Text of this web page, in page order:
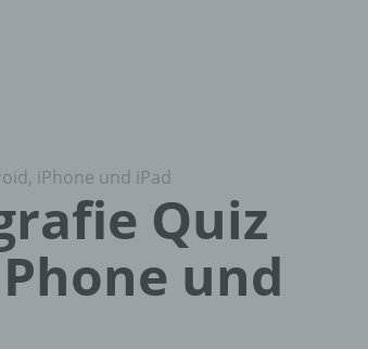
iPhone und iPad
Quiz
und